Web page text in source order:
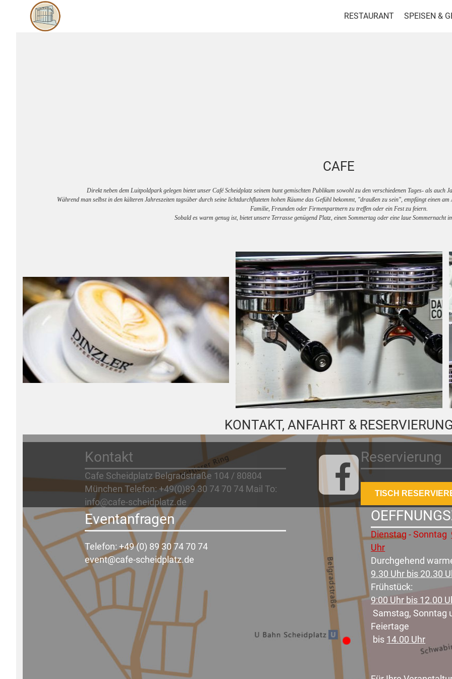
SPEISEN &
RESTAURANT
CAFE
Direkt neben dem Luitpoldpark gelegen bietet unser Café Scheidplatz seinem bunt gemischten Publikum sowohl zu den verschiedenen Tages- als auch
Während man selbst in den kälteren Jahreszeiten tagsüber durch seine lichtdurchfluteten hohen Räume das Gefühl bekommt, "draußen zu sein", empfängt einen
Familie, Freunden oder Firmenpartnern zu treffen oder ein Fest zu feiern.
Sobald es warm genug ist, bietet unsere Terrasse genügend Platz, einen Sommertag oder eine laue Sommernacht
KONTAKT, ANFAHRT &
Kontakt
Cafe Scheidplatz Belgradstraße 104 / 80804
München Telefon: +49(0)89 30 74 70 74 Mail To:
info@cafe-scheidplatz.de
Eventanfragen
Telefon: +49 (0) 89 30 74 70 74
event@cafe-scheidplatz.de
Reservierung
TISCH
Dienstag - Sonntag
Uhr
Durchgehend
9.30 Uhr bis 20.30
Frühstück:
9:00 Uhr bis 12.00
Samstag, Sonntag
Feiertage
bis 14.00 Uhr
© L‘ Albatros Gastronomie GmbH